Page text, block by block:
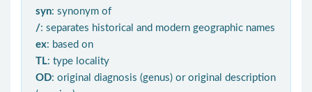
syn: synonym of
/: separates historical and modern geographic names
ex: based on
TL: type locality
OD: original diagnosis (genus) or original description